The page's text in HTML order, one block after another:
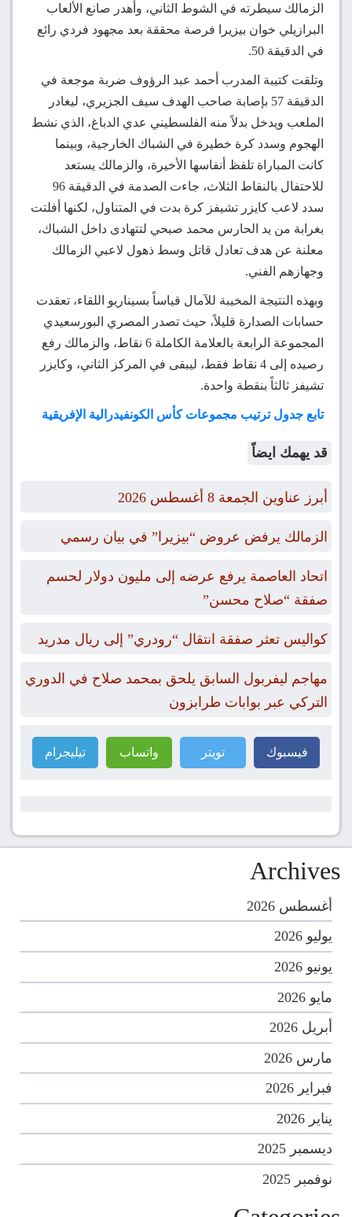
الزمالك سيطرته في الشوط الثاني، وأهدر صانع الألعاب
البرازيلي خوان بيزيرا فرصة محققة بعد مجهود فردي رائع
في الدقيقة 50.
وتلقت كتيبة المدرب أحمد عبد الرؤوف ضربة موجعة في
الدقيقة 57 بإصابة صاحب الهدف سيف الجزيري، ليغادر
الملعب ويدخل بدلاً منه الفلسطيني عدي الدباغ، الذي نشط
الهجوم وسدد كرة خطيرة في الشباك الخارجية، وبينما
كانت المباراة تلفظ أنفاسها الأخيرة، والزمالك يستعد
للاحتفال بالنقاط الثلاث، جاءت الصدمة في الدقيقة 96
سدد لاعب كايزر تشيفز كرة بدت في المتناول، لكنها أفلتت
بغرابة من يد الحارس محمد صبحي لتتهادى داخل الشباك،
معلنة عن هدف تعادل قاتل وسط ذهول لاعبي الزمالك
وجهازهم الفني.
وبهذه النتيجة المخيبة للآمال قياساً بسيناريو اللقاء، تعقدت
حسابات الصدارة قليلاً، حيث تصدر المصري البورسعيدي
المجموعة الرابعة بالعلامة الكاملة 6 نقاط، والزمالك رفع
رصيده إلى 4 نقاط فقط، ليبقى في المركز الثاني، وكايزر
تشيفز ثالثاً بنقطة واحدة.
تابع جدول ترتيب مجموعات كأس الكونفيدرالية الإفريقية
قد يهمك ايضاً
أبرز عناوين الجمعة 8 أغسطس 2026
الزمالك يرفض عروض “بيزيرا” في بيان رسمي
اتحاد العاصمة يرفع عرضه إلى مليون دولار لحسم
صفقة “صلاح محسن”
كواليس تعثر صفقة انتقال “رودري” إلى ريال مدريد
مهاجم ليفربول السابق يلحق بمحمد صلاح في الدوري
التركي عبر بوابات طرابزون
فيسبوك تويتر واتساب تيليجرام
Archives
أغسطس 2026
يوليو 2026
يونيو 2026
مايو 2026
أبريل 2026
مارس 2026
فبراير 2026
يناير 2026
ديسمبر 2025
نوفمبر 2025